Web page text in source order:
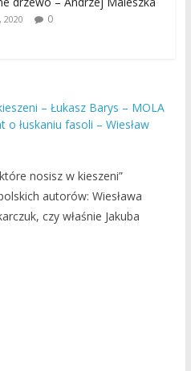
2020 0
– Łukasz Barys – MOLA
o łuskaniu fasoli – Wiesław
nosisz w kieszeni”
autorów: Wiesława
czy właśnie Jakuba